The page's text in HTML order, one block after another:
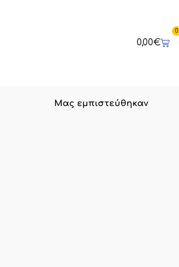
0,00€
0
Cart
Μας εμπιστεύθηκαν